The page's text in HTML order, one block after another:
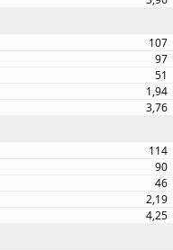
107
97
51
1,94
3,76
114
90
46
2,19
4,25